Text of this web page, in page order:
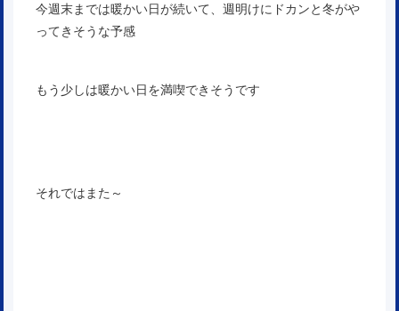
今週末までは暖かい日が続いて、週明けにドカンと冬がや
ってきそうな予感
もう少しは暖かい日を満喫できそうです
それではまた～